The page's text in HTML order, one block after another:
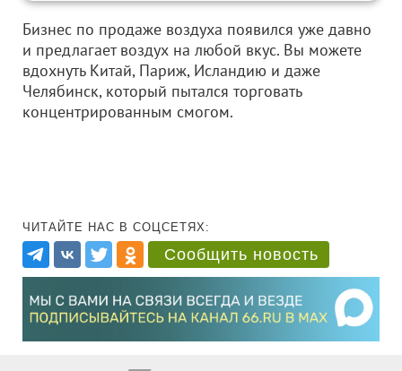
Бизнес по продаже воздуха появился уже давно
и предлагает воздух на любой вкус. Вы можете
вдохнуть Китай, Париж, Исландию и даже
Челябинск, который пытался торговать
концентрированным смогом.
ЧИТАЙТЕ НАС В СОЦСЕТЯХ:
Сообщить новость